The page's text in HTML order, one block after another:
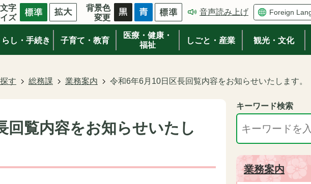
文字
ズ
背景色
変更
音声読み上げ
らし・手続き 子育て・教育
医療・健康・
福祉
しごと・産業 観光・文化
す 総務課 業務案内 令和6年6月10日区長回覧内容をお知らせいたします。
回覧内容をお知らせいたし
キーワード検索
業務案内